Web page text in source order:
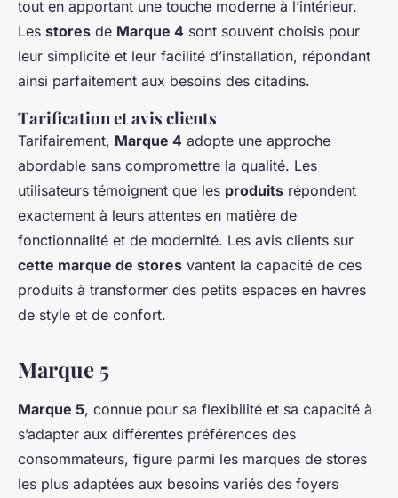
tout en apportant une touche moderne à l’intérieur.
Les stores de Marque 4 sont souvent choisis pour
leur simplicité et leur facilité d’installation, répondant
ainsi parfaitement aux besoins des citadins.
Tarification et avis clients
Tarifairement, Marque 4 adopte une approche
abordable sans compromettre la qualité. Les
utilisateurs témoignent que les produits répondent
exactement à leurs attentes en matière de
fonctionnalité et de modernité. Les avis clients sur
cette marque de stores vantent la capacité de ces
produits à transformer des petits espaces en havres
de style et de confort.
Marque 5
Marque 5, connue pour sa flexibilité et sa capacité à
s’adapter aux différentes préférences des
consommateurs, figure parmi les marques de stores
les plus adaptées aux besoins variés des foyers